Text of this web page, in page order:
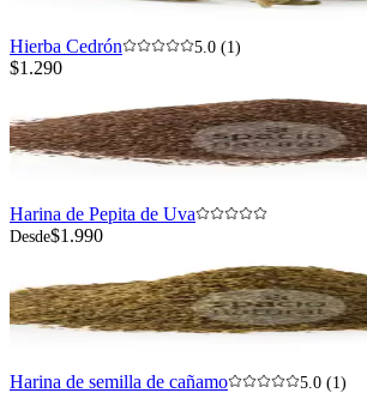
Hierba Cedrón 5.0 (1)
$1.290
Harina de Pepita de Uva
Desde$1.990
Harina de semilla de cañamo 5.0 (1)